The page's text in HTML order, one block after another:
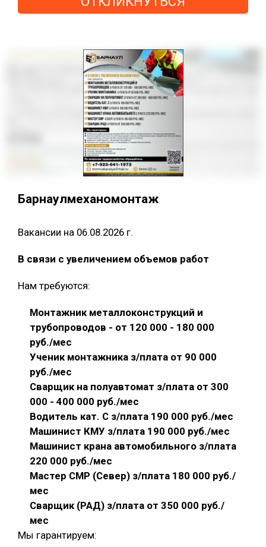
Барнаулмеханомонтаж
Вакансии на 06.08.2026 г.
В связи с увеличением объемов работ
Нам требуются:
Монтажник металлоконструкций и
трубопроводов - от 120 000 - 180 000
руб./мес
Ученик монтажника з/плата от 90 000
руб./мес
Сварщик на полуавтомат з/плата от 300
000 - 400 000 руб./мес
Водитель кат. С з/плата 190 000 руб./мес
Машинист КМУ з/плата 190 000 руб./мес
Машинист крана автомобильного з/плата
220 000 руб./мес
Мастер СМР (Север) з/плата 180 000 руб./
мес
Сварщик (РАД) з/плата от 350 000 руб./
мес
Мы гарантируем: